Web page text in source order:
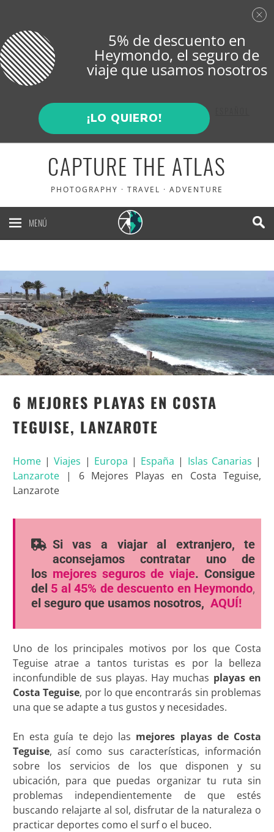
CAPTURE THE ATLAS
PHOTOGRAPHY · TRAVEL · ADVENTURE
MENÚ
6 MEJORES PLAYAS EN COSTA
TEGUISE, LANZAROTE
Home|Viajes | Europa | España | Islas Canarias |
Lanzarote| 6 Mejores Playas en Costa Teguise,
Lanzarote
Si vas a viajar al extranjero, te
aconsejamos contratar uno de
los mejores seguros de viaje. Consigue
del 5 al 45% de descuento en Heymondo,
el seguro que usamos nosotros, AQUÍ!
Uno de los principales motivos por los que Costa
Teguise atrae a tantos turistas es por la belleza
inconfundible de sus playas. Hay muchas playas en
Costa Teguise, por lo que encontrarás sin problemas
una que se adapte a tus gustos y necesidades.
En esta guía te dejo las mejores playas de Costa
Teguise, así como sus características, información
sobre los servicios de los que disponen y su
ubicación, para que puedas organizar tu ruta sin
problemas independientemente de que estés
buscando relajarte al sol, disfrutar de la naturaleza o
practicar deportes como el surf o el buceo.
5% de descuento en
Heymondo, el seguro de
viaje que usamos nosotros
¡LO QUIERO!